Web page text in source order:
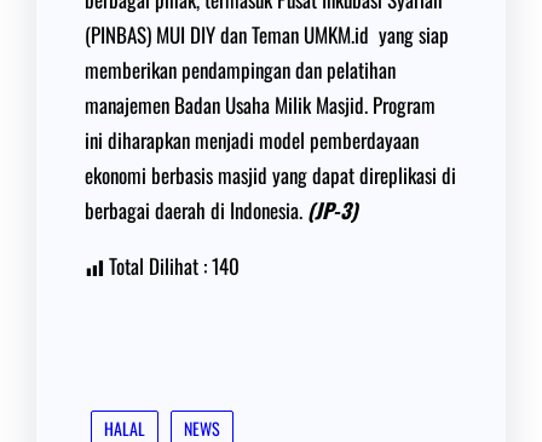
(PINBAS) MUI DIY dan Teman UMKM.id yang siap
memberikan pendampingan dan pelatihan
manajemen Badan Usaha Milik Masjid. Program
ini diharapkan menjadi model pemberdayaan
ekonomi berbasis masjid yang dapat direplikasi di
berbagai daerah di Indonesia. (JP-3)
Total Dilihat :140
HALAL
NEWS